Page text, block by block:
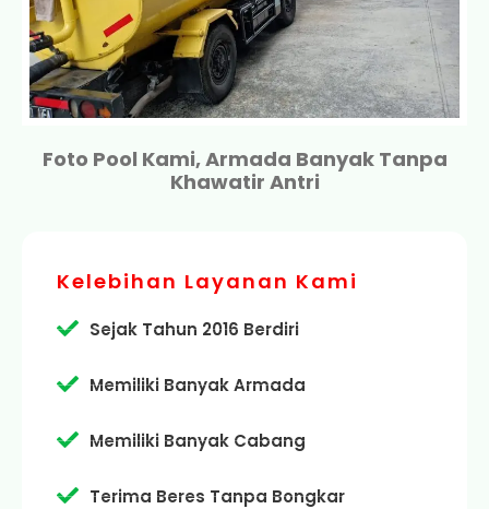
Foto Pool Kami, Armada Banyak Tanpa
Khawatir Antri
Kelebihan Layanan Kami
Sejak Tahun 2016 Berdiri
Memiliki Banyak Armada
Memiliki Banyak Cabang
Terima Beres Tanpa Bongkar